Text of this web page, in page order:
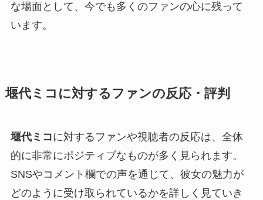
な場面として、今でも多くのファンの心に残って
います。
堰代ミコに対するファンの反応・評判
堰代ミコに対するファンや視聴者の反応は、全体
的に非常にポジティブなものが多く見られます。
SNSやコメント欄での声を通じて、彼女の魅力が
どのように受け取られているかを詳しく見ていき